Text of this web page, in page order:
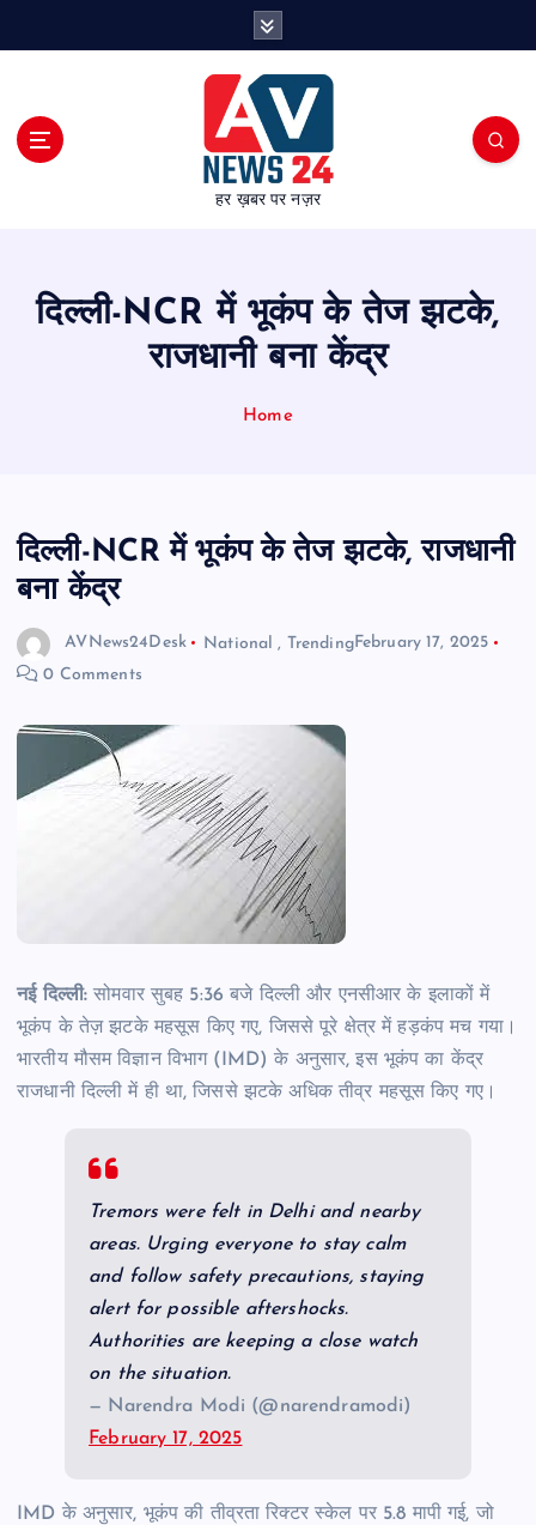
हर ख़बर पर नज़र
दिल्ली-NCR में भूकंप के तेज झटके,
राजधानी बना केंद्र
Home
दिल्ली-NCR में भूकंप के तेज झटके, राजधानी
बना केंद्र
AVNews24Desk National , TrendingFebruary 17, 2025
0 Comments
नई दिल्ली: सोमवार सुबह 5:36 बजे दिल्ली और एनसीआर के इलाकों में
भूकंप के तेज़ झटके महसूस किए गए, जिससे पूरे क्षेत्र में हड़कंप मच गया।
भारतीय मौसम विज्ञान विभाग (IMD) के अनुसार, इस भूकंप का केंद्र
राजधानी दिल्ली में ही था, जिससे झटके अधिक तीव्र महसूस किए गए।
Tremors were felt in Delhi and nearby
areas. Urging everyone to stay calm
and follow safety precautions, staying
alert for possible aftershocks.
Authorities are keeping a close watch
on the situation.
— Narendra Modi (@narendramodi)
February 17, 2025
IMD के अनुसार, भूकंप की तीव्रता रिक्टर स्केल पर 5.8 मापी गई, जो